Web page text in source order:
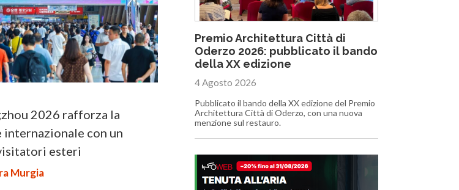
2026 rafforza la
internazionale con un
esteri
Murgia
Premio Architettura Città di
Oderzo 2026: pubblicato il bando
della XX edizione
4 Agosto 2026
Pubblicato il bando della XX edizione del Premio
Architettura Città di Oderzo, con una nuova
menzione sul restauro.